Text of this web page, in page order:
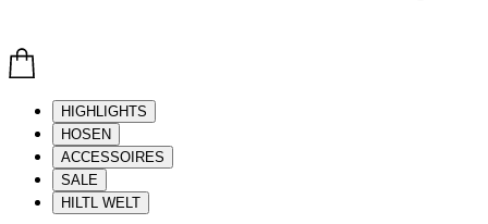
HIGHLIGHTS
HOSEN
ACCESSOIRES
SALE
HILTL WELT